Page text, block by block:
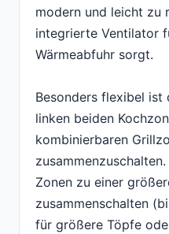
modern und leicht zu
integrierte Ventilator
Wärmeabfuhr sorgt.
Besonders flexibel
linken beiden
kombinierbaren
Zonen zu einer
zusammenschalten
für größere Töpfe